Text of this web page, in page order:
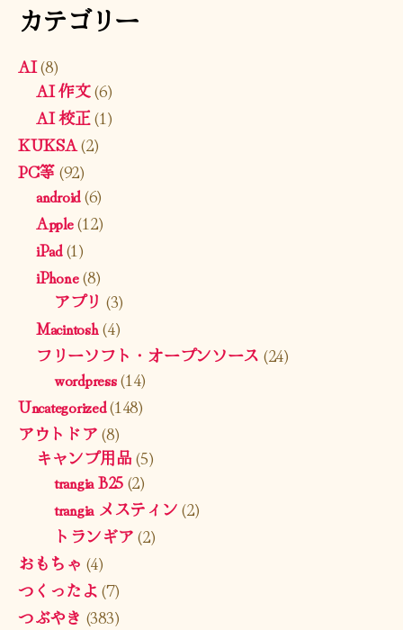
カテゴリー
AI(8)
AI 作文(6)
AI 校正(1)
KUKSA(2)
PC等(92)
android(6)
Apple(12)
iPad(1)
iPhone(8)
アプリ (3)
Macintosh(4)
フリーソフト・オープンソース (24)
wordpress(14)
Uncategorized(148)
アウトドア(8)
キャンプ用品(5)
trangia B25(2)
trangia メスティン(2)
トランギア(2)
おもちゃ (4)
つくったよ(7)
つぶやき (383)